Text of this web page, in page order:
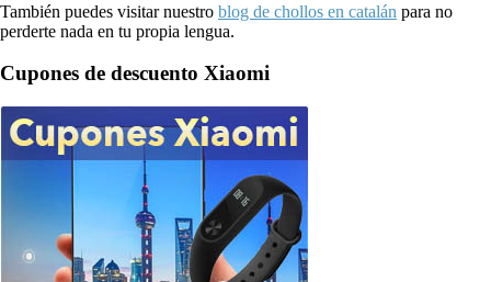
También puedes visitar nuestro blog de chollos en catalán para no
perderte nada en tu propia lengua.
Cupones de descuento Xiaomi